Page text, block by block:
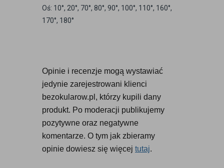
Oś: 10°, 20°, 70°, 80°, 90°, 100°, 110°, 160°,
170°, 180°
Opinie i recenzje mogą wystawiać
jedynie zarejestrowani klienci
bezokularow.pl, którzy kupili dany
produkt. Po moderacji publikujemy
pozytywne oraz negatywne
komentarze. O tym jak zbieramy
opinie dowiesz się więcej tutaj.